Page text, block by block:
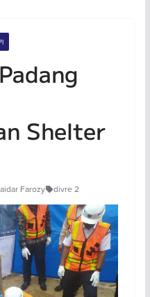
Shelter
Farozy divre 2